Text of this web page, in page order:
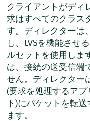
クライアントがディ
求はすべてのクラス
す。ディレクターは
し、LVSを機能させ
ルセットを使用しま
は、接続の送受信端
せん。ディレクター
(要求を処理するア
ト)にパケットを転
ます。